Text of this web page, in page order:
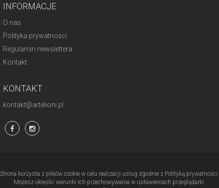
INFORMACJE
O nas
Polityka prywatności
Regulamin newslettera
Kontakt
KONTAKT
kontakt@artelioni.pl
Strona korzysta z plików cookie w celu realizacji usług zgodnie z Polityką prywatności.
Możesz określić warunki ich przechowywania w ustawieniach przeglądarki.